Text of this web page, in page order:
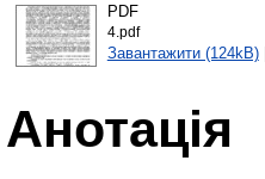
PDF
4.pdf
Завантажити (124kB)|
Анотація